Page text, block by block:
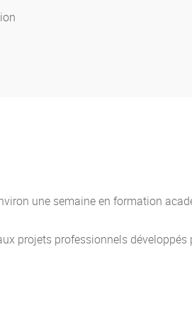
et des compétences
de connaissances et de
une semaine en formation
projets professionnels